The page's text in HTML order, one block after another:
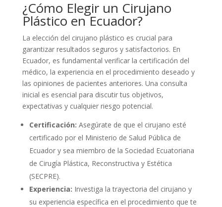
¿Cómo Elegir un Cirujano
Plástico en Ecuador?
La elección del cirujano plástico es crucial para
garantizar resultados seguros y satisfactorios. En
Ecuador, es fundamental verificar la certificación del
médico, la experiencia en el procedimiento deseado y
las opiniones de pacientes anteriores. Una consulta
inicial es esencial para discutir tus objetivos,
expectativas y cualquier riesgo potencial.
Certificación: Asegúrate de que el cirujano esté
certificado por el Ministerio de Salud Pública de
Ecuador y sea miembro de la Sociedad Ecuatoriana
de Cirugía Plástica, Reconstructiva y Estética
(SECPRE).
Experiencia: Investiga la trayectoria del cirujano y
su experiencia específica en el procedimiento que te